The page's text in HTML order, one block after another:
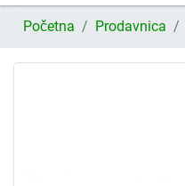
Početna Prodavnica